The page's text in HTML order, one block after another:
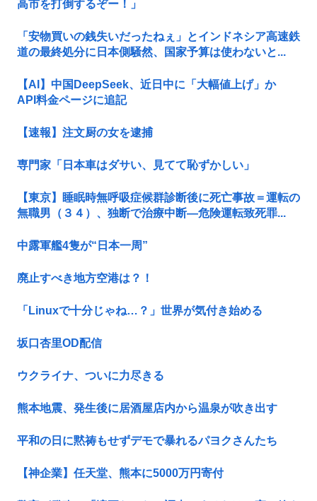
高市を打倒するぞー！」
「安物買いの銭失いだったねぇ」とインドネシア高速鉄
道の最終処分に日本側騒然、国家予算は使わないと...
【AI】中国DeepSeek、近日中に「大幅値上げ」か
API料金ページに追記
【速報】注文厨の女を逮捕
専門家「日本車はダサい、見てて恥ずかしい」
【東京】睡眠時無呼吸症候群診断後に死亡事故＝運転の
無職男（３４）、独断で治療中断―危険運転致死罪...
中露軍艦4隻が“日本一周”
廃止すべき地方空港は？！
「Linuxで十分じゃね…？」世界が気付き始める
坂口杏里OD配信
ウクライナ、ついに力尽きる
熊本地震、発生後に居酒屋店内から温泉が吹き出す
平和の日に黙祷もせずデモで暴れるパヨクさんたち
【神企業】任天堂、熊本に5000万円寄付